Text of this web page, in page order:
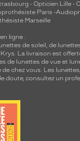
- Opticien Lille -
Paris -
Marseille
ligne :
de soleil, de
La livraison est
de lunettes de vue et
de chez vous. Les
doute, consultez un